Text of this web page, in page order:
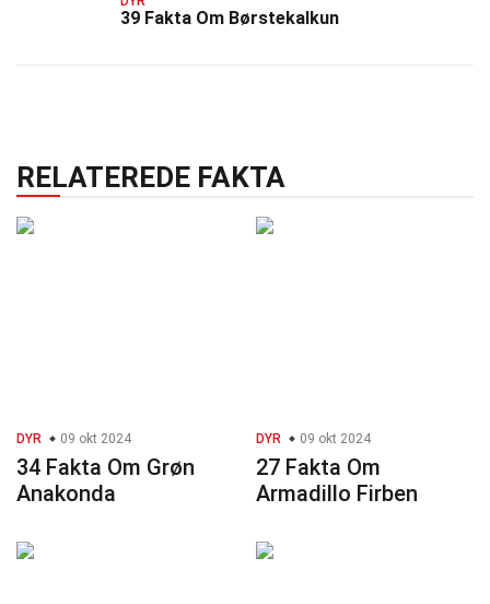
39 Fakta Om Børstekalkun
RELATEREDE FAKTA
DYR 09 okt 2024
34 Fakta Om Grøn
Anakonda
DYR 09 okt 2024
27 Fakta Om
Armadillo Firben